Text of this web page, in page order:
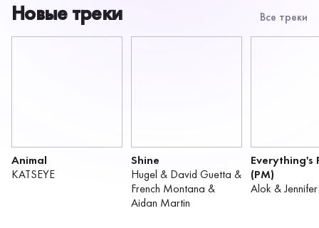
Новые треки Все треки
Animal
KATSEYE
Shine
Hugel & David Guetta &
French Montana &
Aidan Martin
Everything's
(PM)
Alok&